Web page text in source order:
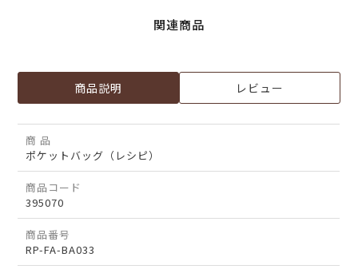
関連商品
商品説明 レビュー
商 品
ポケットバッグ（レシピ）
商品コード
395070
商品番号
RP-FA-BA033